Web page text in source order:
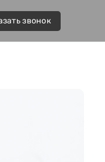
звонок